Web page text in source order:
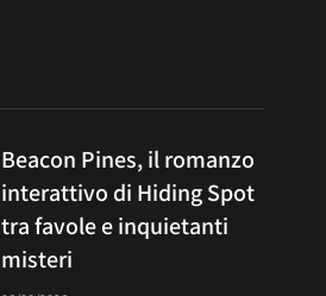
Beacon Pines, il romanzo
interattivo di Hiding Spot
tra favole e inquietanti
misteri